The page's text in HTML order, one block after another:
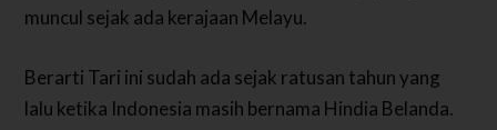
muncul sejak ada kerajaan Melayu.
Berarti Tari ini sudah ada sejak ratusan tahun yang
lalu ketika Indonesia masih bernama Hindia Belanda.